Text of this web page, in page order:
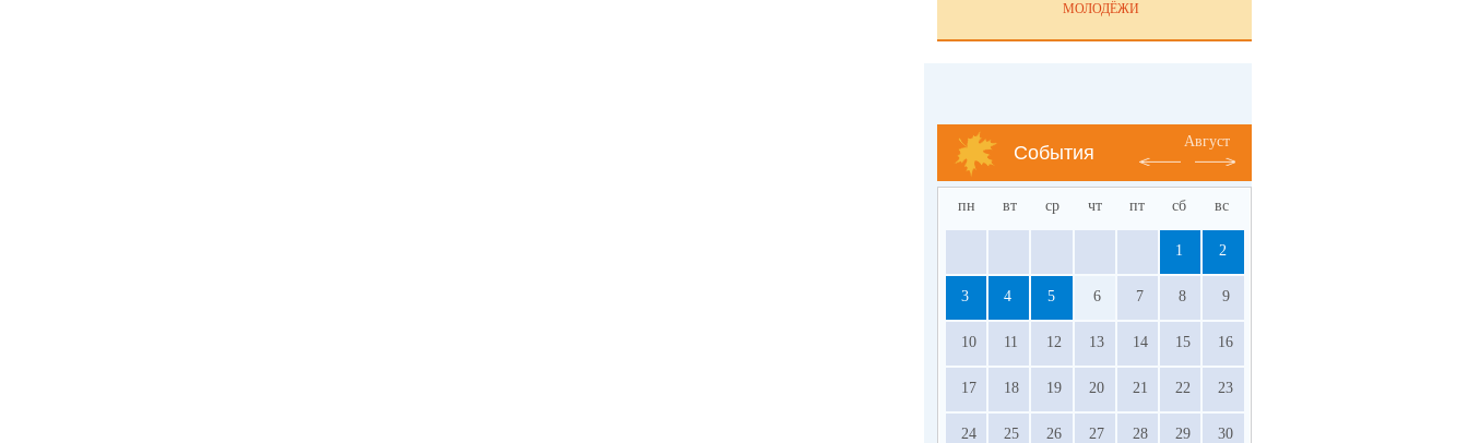
МОЛОДЁЖИ
События
Август
пн вт ср чт пт сб вс
1 2
3 4 5 6 7 8 9
10 11 12 13 14 15 16
17 18 19 20 21 22 23
24 25 26 27 28 29 30